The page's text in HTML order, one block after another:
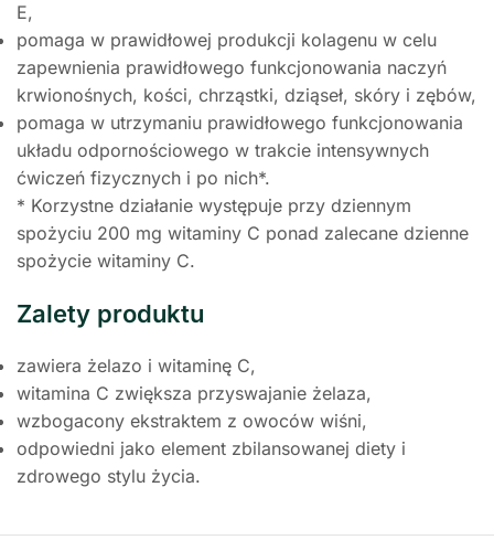
E,
pomaga w prawidłowej produkcji kolagenu w celu
zapewnienia prawidłowego funkcjonowania naczyń
krwionośnych, kości, chrząstki, dziąseł, skóry i zębów,
pomaga w utrzymaniu prawidłowego funkcjonowania
układu odpornościowego w trakcie intensywnych
ćwiczeń fizycznych i po nich*.
* Korzystne działanie występuje przy dziennym
spożyciu 200 mg witaminy C ponad zalecane dzienne
spożycie witaminy C.
Zalety produktu
zawiera żelazo i witaminę C,
witamina C zwiększa przyswajanie żelaza,
wzbogacony ekstraktem z owoców wiśni,
odpowiedni jako element zbilansowanej diety i
zdrowego stylu życia.